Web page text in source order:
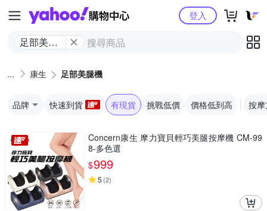
Yahoo購物中心
足部美腿
登入
康生 足部美腿機
品牌 快速到貨 有現貨 挑戰低價 價格低到高 按
Concern康生 摩力寶貝輕巧美腿按摩機 CM-99
8-多色選
$999
5 (2)